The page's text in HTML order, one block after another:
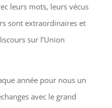
leurs mots, leurs vécus
sont extraordinaires et
sur l’Union
année pour nous un
avec le grand